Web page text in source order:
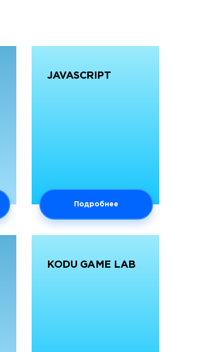
JAVASCRIPT
Подробнее
KODU GAME LAB